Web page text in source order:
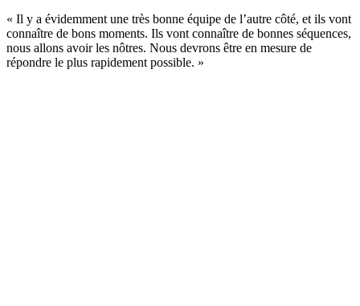
« Il y a évidemment une très bonne équipe de l’autre côté, et ils vont
connaître de bons moments. Ils vont connaître de bonnes séquences,
nous allons avoir les nôtres. Nous devrons être en mesure de
répondre le plus rapidement possible. »